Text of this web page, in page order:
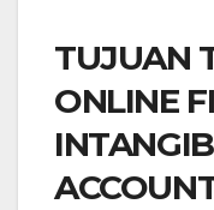
TUJUAN
ONLINE